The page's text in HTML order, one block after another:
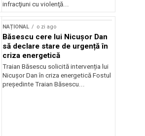
infracţiuni cu violenţă...
NAȚIONAL o zi ago
Băsescu cere lui Nicușor Dan
să declare stare de urgență în
criza energetică
Traian Băsescu solicită intervenția lui
Nicușor Dan în criza energetică Fostul
președinte Traian Băsescu...